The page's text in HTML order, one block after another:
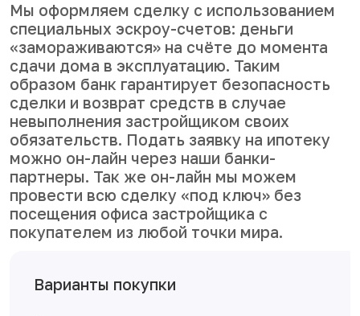
Мы оформляем сделку с использованием
специальных эскроу-счетов: деньги
«замораживаются» на счёте до момента
сдачи дома в эксплуатацию. Таким
образом банк гарантирует безопасность
сделки и возврат средств в случае
невыполнения застройщиком своих
обязательств. Подать заявку на ипотеку
можно он-лайн через наши банки-
партнеры. Так же он-лайн мы можем
провести всю сделку «под ключ» без
посещения офиса застройщика с
покупателем из любой точки мира.
Варианты покупки